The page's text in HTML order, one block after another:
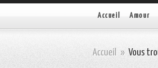
Accueil Amour
Accueil » Vous